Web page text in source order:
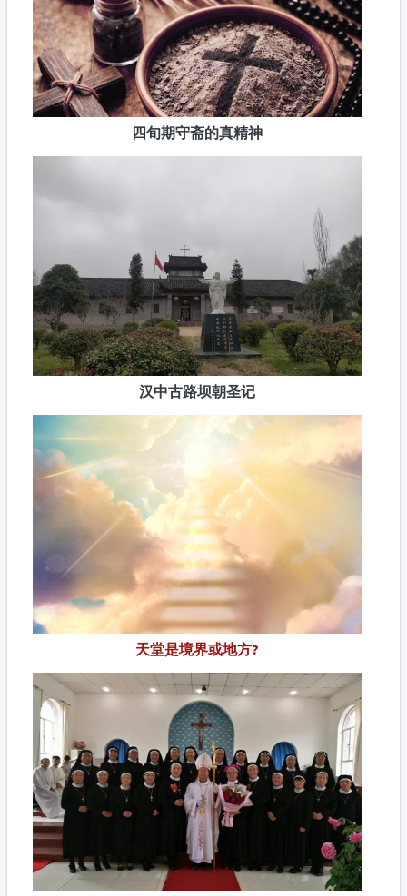
四旬期守斋的真精神
汉中古路坝朝圣记
天堂是境界或地方?